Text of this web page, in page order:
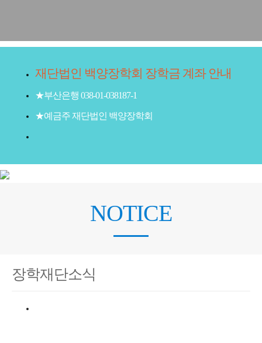
재단법인 백양장학회 장학금 계좌 안내
★부산은행 038-01-038187-1
★예금주 재단법인 백양장학회
NOTICE
장학재단소식